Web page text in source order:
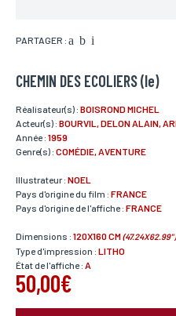
PARTAGER :
CHEMIN DES ECOLIERS (le)
Réalisateur(s) : BOISROND MICHEL
Acteur(s) : BOURVIL, DELON ALAIN,
Année : 1959
Genre(s) : COMÉDIE, AVENTURE
Illustrateur : NOEL
Pays d'origine du film : FRANCE
Pays d'origine de l'affiche : FRANCE
Dimensions : 120X160 CM(47.24X62.99")
Type d'impression : LITHO
État de l'affiche : A
50,00€